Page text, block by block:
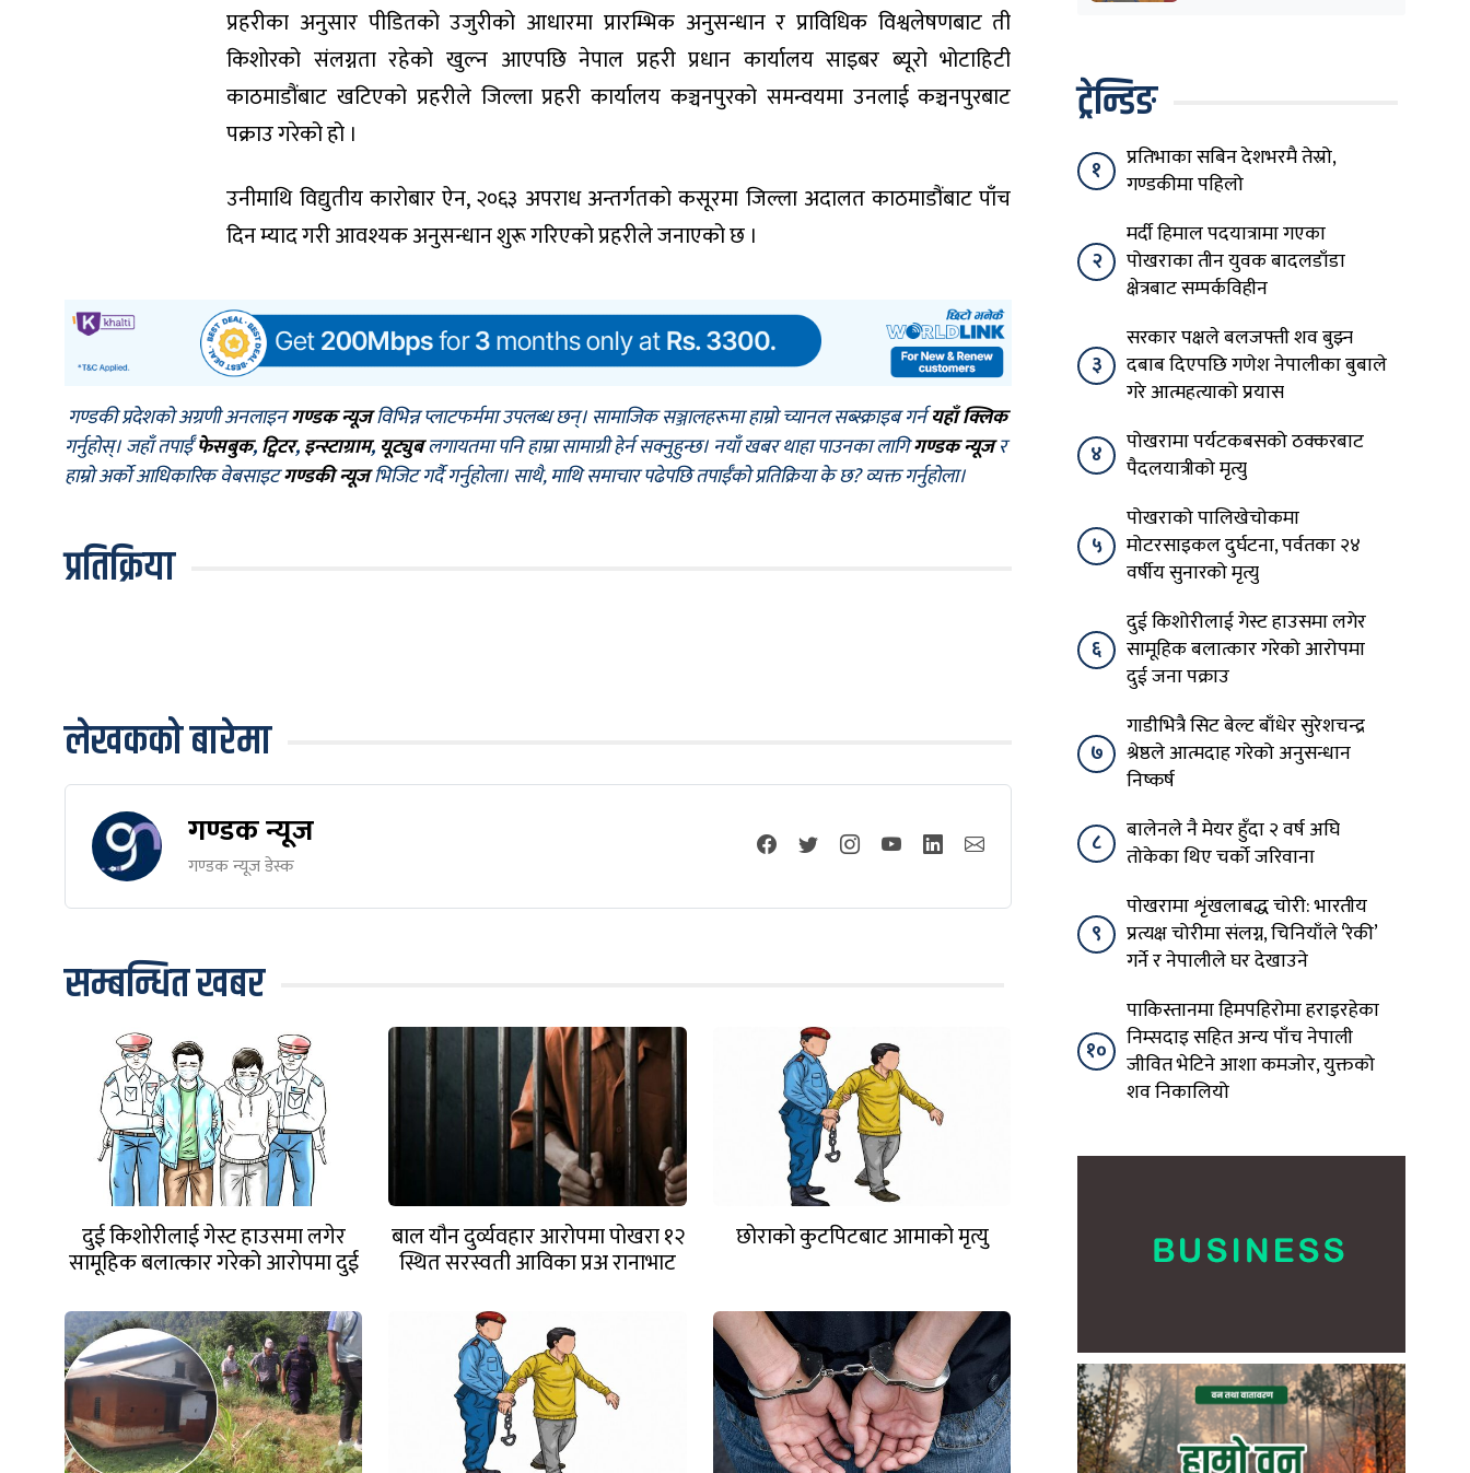
प्रहरीका अनुसार पीडितको उजुरीको आधारमा प्रारम्भिक अनुसन्धान र प्राविधिक विश्वलेषणबाट ती
किशोरको संलग्नता रहेको खुल्न आएपछि नेपाल प्रहरी प्रधान कार्यालय साइबर ब्यूरो भोटाहिटी
काठमाडौंबाट खटिएको प्रहरीले जिल्ला प्रहरी कार्यालय कञ्चनपुरको समन्वयमा उनलाई कञ्चनपुरबाट
पक्राउ गरेको हो ।
उनीमाथि विद्युतीय कारोबार ऐन, २०६३ अपराध अन्तर्गतको कसूरमा जिल्ला अदालत काठमाडौंबाट पाँच
दिन म्याद गरी आवश्यक अनुसन्धान शुरू गरिएको प्रहरीले जनाएको छ ।
गण्डकी प्रदेशको अग्रणी अनलाइनगण्डक न्यूजविभिन्न प्लाटफर्ममा उपलब्ध छन्। सामाजिक सञ्जालहरूमा हाम्रो च्यानल सब्स्क्राइब गर्नयहाँ क्लिक
गर्नुहोस्। जहाँ तपाईँफेसबुक,ट्विटर,इन्स्टाग्राम, यूट्युबलगायतमा पनि हाम्रा सामाग्री हेर्न सक्नुहुन्छ। नयाँ खबर थाहा पाउनका लागिगण्डक न्यूजर
हाम्रो अर्को आधिकारिक वेबसाइटगण्डकी न्यूजभिजिट गर्दै गर्नुहोला। साथै, माथि समाचार पढेपछि तपाईँको प्रतिक्रिया के छ? व्यक्त गर्नुहोला।
प्रतिक्रिया
लेखकको बारेमा
गण्डक न्यूज
गण्डक न्यूज डेस्क
सम्बन्धित खबर
दुई किशोरीलाई गेस्ट हाउसमा लगेर
सामूहिक बलात्कार गरेको आरोपमा दुई
बाल यौन दुर्व्यवहार आरोपमा पोखरा १२
स्थित सरस्वती आविका प्रअ रानाभाट
छोराको कुटपिटबाट आमाको मृत्यु
ट्रेन्डिङ
१
प्रतिभाका सबिन देशभरमै तेस्रो,
गण्डकीमा पहिलो
२
मर्दी हिमाल पदयात्रामा गएका
पोखराका तीन युवक बादलडाँडा
क्षेत्रबाट सम्पर्कविहीन
३
सरकार पक्षले बलजफ्ती शव बुझ्न
दबाब दिएपछि गणेश नेपालीका बुबाले
गरे आत्महत्याको प्रयास
४
पोखरामा पर्यटकबसको ठक्करबाट
पैदलयात्रीको मृत्यु
५
पोखराको पालिखेचोकमा
मोटरसाइकल दुर्घटना, पर्वतका २४
वर्षीय सुनारको मृत्यु
६
दुई किशोरीलाई गेस्ट हाउसमा लगेर
सामूहिक बलात्कार गरेको आरोपमा
दुई जना पक्राउ
७
गाडीभित्रै सिट बेल्ट बाँधेर सुरेशचन्द्र
श्रेष्ठले आत्मदाह गरेको अनुसन्धान
निष्कर्ष
८
बालेनले नै मेयर हुँदा २ वर्ष अघि
तोकेका थिए चर्को जरिवाना
९
पोखरामा शृंखलाबद्ध चोरी: भारतीय
प्रत्यक्ष चोरीमा संलग्न, चिनियाँले ‘रेकी’
गर्ने र नेपालीले घर देखाउने
१०
पाकिस्तानमा हिमपहिरोमा हराइरहेका
निम्सदाइ सहित अन्य पाँच नेपाली
जीवित भेटिने आशा कमजोर, युक्तको
शव निकालियो